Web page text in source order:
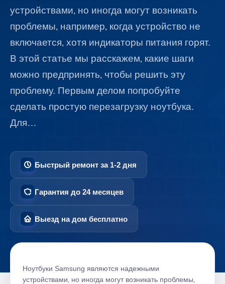
устройствами‚ но иногда могут возникать
проблемы‚ например‚ когда устройство не
включается‚ хотя индикаторы питания горят.
В этой статье мы расскажем‚ какие шаги
можно предпринять‚ чтобы решить эту
проблему. Первым делом попробуйте
сделать простую перезагрузку ноутбука.
Для…
Быстрый ремонт за 1-2 дня
Гарантия до 24 месяцев
Выезд на дом бесплатно
Ноутбуки Samsung являются надежными
устройствами‚ но иногда могут возникать проблемы‚